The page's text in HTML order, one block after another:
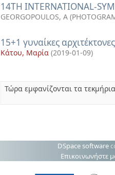
14TH INTERNATIONAL-
GEORGOPOULOS, A (
15+1 γυναίκες
Κάτου, Μαρία (2019-01-09)
Τώρα εμφανίζονται τα
DSpace software
Επικοινωνήστε